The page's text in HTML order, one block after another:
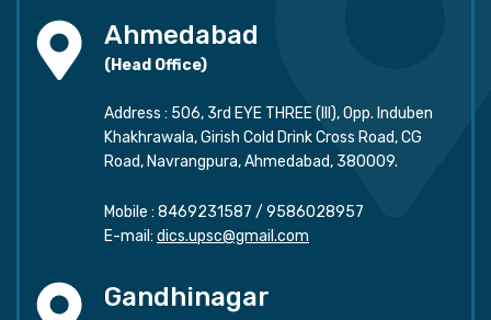
Ahmedabad
(Head Office)
Address : 506, 3rd EYE THREE (III), Opp. Induben
Khakhrawala, Girish Cold Drink Cross Road, CG
Road, Navrangpura, Ahmedabad, 380009.
Mobile : 8469231587 / 9586028957
E-mail: dics.upsc@gmail.com
Gandhinagar